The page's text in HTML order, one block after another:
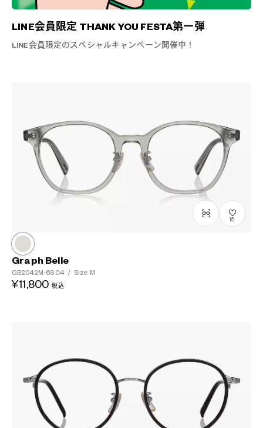
LINE会員限定 THANK YOU FESTA第一弾
LINE会員限定のスペシャルキャンペーン開催中！
15
Graph Belle
GB2042M-6S C4 / Size: M
¥11,800 税込